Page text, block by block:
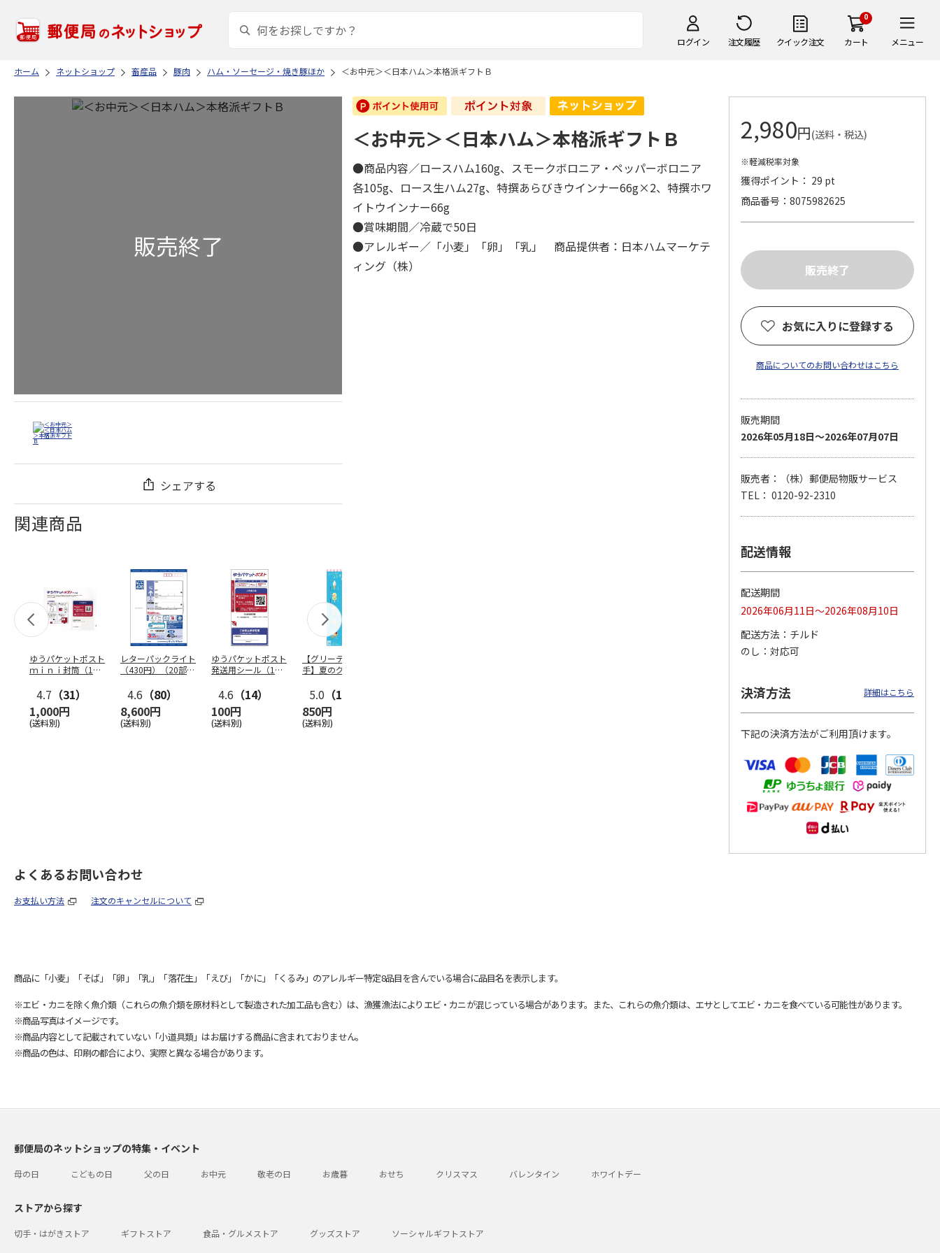
ログイン 注文履歴 クイック注文
0
カート メニュー
ホーム ネットショップ 畜産品 豚肉 ハム・ソーセージ・焼き豚ほか ＜お中元＞＜日本ハム＞本格派ギフトＢ
シェアする
関連商品
ゆうパケットポスト
ｍｉｎｉ封筒（1個
4.7 （31）
1,000円
(送料別)
レターパックライト
（430円）（20部セ
4.6 （80）
8,600円
(送料別)
ゆうパケットポスト
発送用シール（1個
4.6 （14）
100円
(送料別)
【グリーティング切
手】夏のグリーティ
5.0 （10）
850円
(送料別)
【グリーティング切
円…
4.8（11）
5,500円
4.6（7）
11,000円
＜お中元＞＜日本ハム＞本格派ギフトＢ
●商品内容／ロースハム160g、スモークボロニア・ペッパーボロニア
各105g、ロース生ハム27g、特撰あらびきウインナー66g×2、特撰ホワ
イトウインナー66g
●賞味期間／冷蔵で50日
●アレルギー／「小麦」「卵」「乳」 商品提供者：日本ハムマーケテ
ィング（株）
2,980円(送料・税込)
※軽減税率対象
獲得ポイント： 29 pt
商品番号
8075982625
お気に入りに登録する
商品についてのお問い合わせはこちら
販売期間
2026年05月18日～2026年07月07日
販売者：（株）郵便局物販サービス
TEL： 0120-92-2310
配送情報
配送期間
2026年06月11日～2026年08月10日
配送方法
チルド
のし
対応可
決済方法 詳細はこちら
下記の決済方法がご利用頂けます。
よくあるお問い合わせ
お支払い方法 注文のキャンセルについて
商品に「小麦」「そば」「卵」「乳」「落花生」「えび」「かに」「くるみ」のアレルギー特定8品目を含んでいる場合に品目名を表示します。
※エビ・カニを除く魚介類（これらの魚介類を原材料として製造された加工品も含む）は、漁獲漁法によりエビ・カニが混じっている場合があります。また、これらの魚介類は、エサとしてエビ・カニを食べている可能性があります。
※商品写真はイメージです。
※商品内容として記載されていない「小道具類」はお届けする商品に含まれておりません。
※商品の色は、印刷の都合により、実際と異なる場合があります。
郵便局のネットショップの特集・イベント
母の日 こどもの日 父の日 お中元 敬老の日 お歳暮 おせち クリスマス バレンタイン ホワイトデー
ストアから探す
切手・はがきストア ギフトストア 食品・グルメストア グッズストア ソーシャルギフトストア